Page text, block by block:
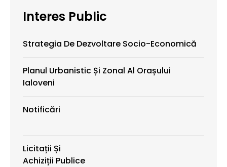
Interes Public
Strategia De Dezvoltare Socio-Economică
Planul Urbanistic Și Zonal Al Orașului
Ialoveni
Notificări
Licitații Și
Achiziții Publice